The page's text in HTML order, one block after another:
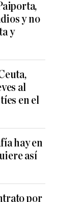
y no
y
al
en el
hay en
así
por